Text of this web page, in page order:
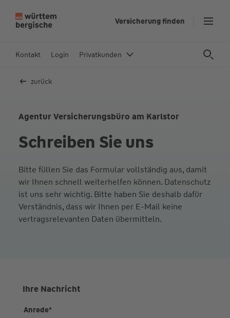
In
Versicherung finden
Kontakt Login Privatkunden
zurück
Agentur Versicherungsbüro am Karlstor
Schreiben Sie uns
Bitte füllen Sie das Formular vollständig aus, damit
wir Ihnen schnell weiterhelfen können. Datenschutz
ist uns sehr wichtig. Bitte haben Sie deshalb dafür
Verständnis, dass wir Ihnen per E-Mail keine
vertragsrelevanten Daten übermitteln.
Ihre Nachricht
Anrede*